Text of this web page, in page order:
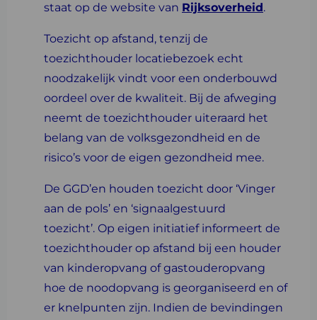
staat op de website van Rijksoverheid.
Toezicht op afstand, tenzij de
toezichthouder locatiebezoek echt
noodzakelijk vindt voor een onderbouwd
oordeel over de kwaliteit. Bij de afweging
neemt de toezichthouder uiteraard het
belang van de volksgezondheid en de
risico’s voor de eigen gezondheid mee.
De GGD’en houden toezicht door ‘Vinger
aan de pols’ en ‘signaalgestuurd
toezicht’. Op eigen initiatief informeert de
toezichthouder op afstand bij een houder
van kinderopvang of gastouderopvang
hoe de noodopvang is georganiseerd en of
er knelpunten zijn. Indien de bevindingen